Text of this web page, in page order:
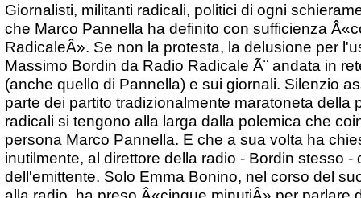
Giornalisti, militanti radicali, politici di ogni
che Marco Pannella ha definito con sufficienza
RadicaleÂ». Se non la protesta, la delusione per
Massimo Bordin da Radio Radicale Ã¨ andata in
(anche quello di Pannella) e sui giornali. Silenzio
parte dei partito tradizionalmente maratoneta della
radicali si tengono alla larga dalla polemica che
persona Marco Pannella. E che a sua volta ha
inutilmente, al direttore della radio - Bordin stesso -
dell'emittente. Solo Emma Bonino, nel corso del